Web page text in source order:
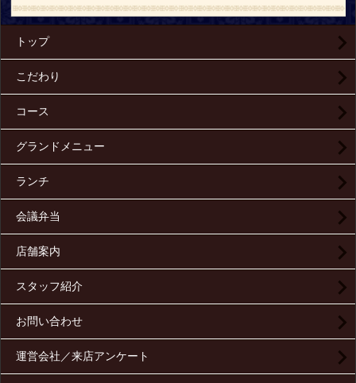
トップ
こだわり
コース
グランドメニュー
ランチ
会議弁当
店舗案内
スタッフ紹介
お問い合わせ
運営会社／来店アンケート